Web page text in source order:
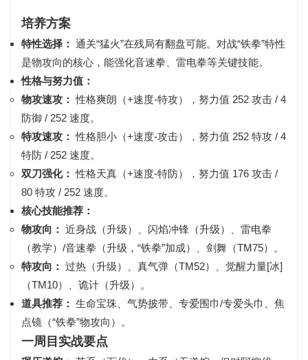
培养方案
特性选择： 通关“猛火”在残局有翻盘可能。对战“铁拳”特性
是物攻向的核心，能强化音速拳、雷电拳等关键技能。
性格与努力值：
物攻速攻： 性格爽朗（+速度-特攻） ，努力值 252 攻击 / 4
防御 / 252 速度。
特攻速攻： 性格胆小（+速度-攻击） ，努力值 252 特攻 / 4
特防 / 252 速度。
双刀强化： 性格天真（+速度-特防） ，努力值 176 攻击 /
80 特攻 / 252 速度。
核心技能推荐：
物攻向： 近身战（升级）、闪焰冲锋（升级）、 雷电拳
（教学）/音速拳（升级，“铁拳”加成）
、剑舞（TM75）。
特攻向： 过热（升级）、真气弹（TM52）、 觉醒力量[冰]
（TM10）
、诡计（升级）。
道具推荐： 生命宝珠、气势披带、专爱围巾/专爱头巾、焦
点镜（“铁拳”物攻向）。
一周目实战要点